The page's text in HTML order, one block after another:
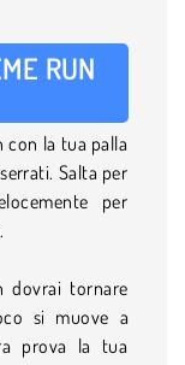
RUN
con la tua palla
Salta per
per
dovrai tornare
si muove a
prova la tua